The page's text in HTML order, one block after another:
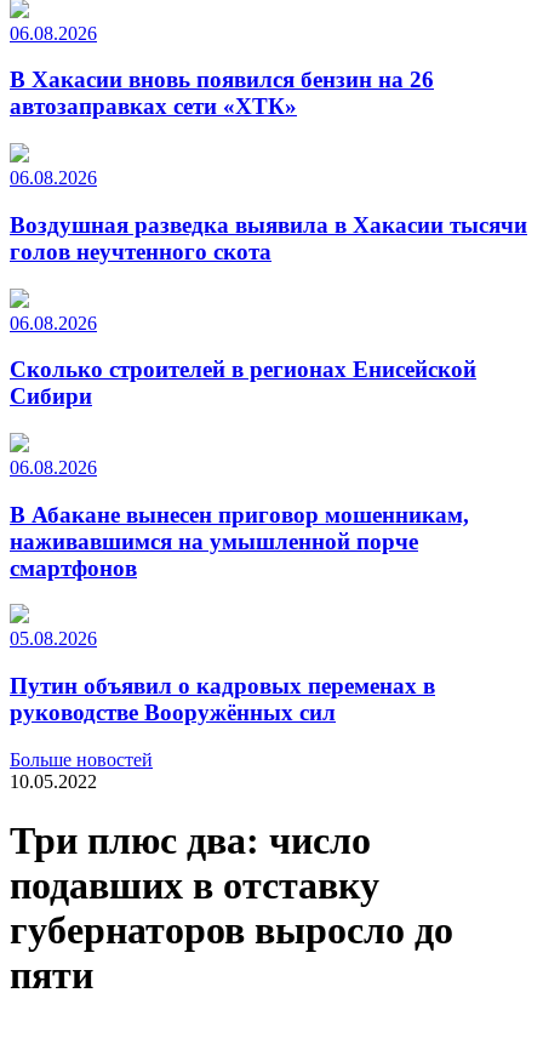
06.08.2026
В Хакасии вновь появился бензин на 26
автозаправках сети «ХТК»
06.08.2026
Воздушная разведка выявила в Хакасии тысячи
голов неучтенного скота
06.08.2026
Сколько строителей в регионах Енисейской
Сибири
06.08.2026
В Абакане вынесен приговор мошенникам,
наживавшимся на умышленной порче
смартфонов
05.08.2026
Путин объявил о кадровых переменах в
руководстве Вооружённых сил
Больше новостей
10.05.2022
Три плюс два: число
подавших в отставку
губернаторов выросло до
пяти